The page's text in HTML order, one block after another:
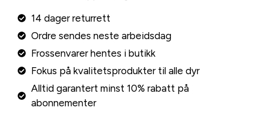
14 dager returrett
Ordre sendes neste arbeidsdag
Frossenvarer hentes i butikk
Fokus på kvalitetsprodukter til alle dyr
Alltid garantert minst 10% rabatt på
abonnementer